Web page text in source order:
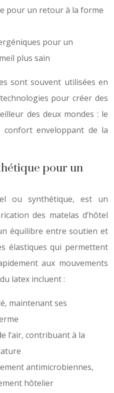
pour un retour à la forme
pour un
plus sain
sont souvent utilisées en
pour créer des
des deux mondes : le
enveloppant de la
pour un
ou synthétique, est un
des matelas d’hôtel
équilibre entre soutien et
élastiques qui permettent
aux mouvements
latex incluent :
maintenant ses
l’air, contribuant à la
antimicrobiennes,
hôtelier